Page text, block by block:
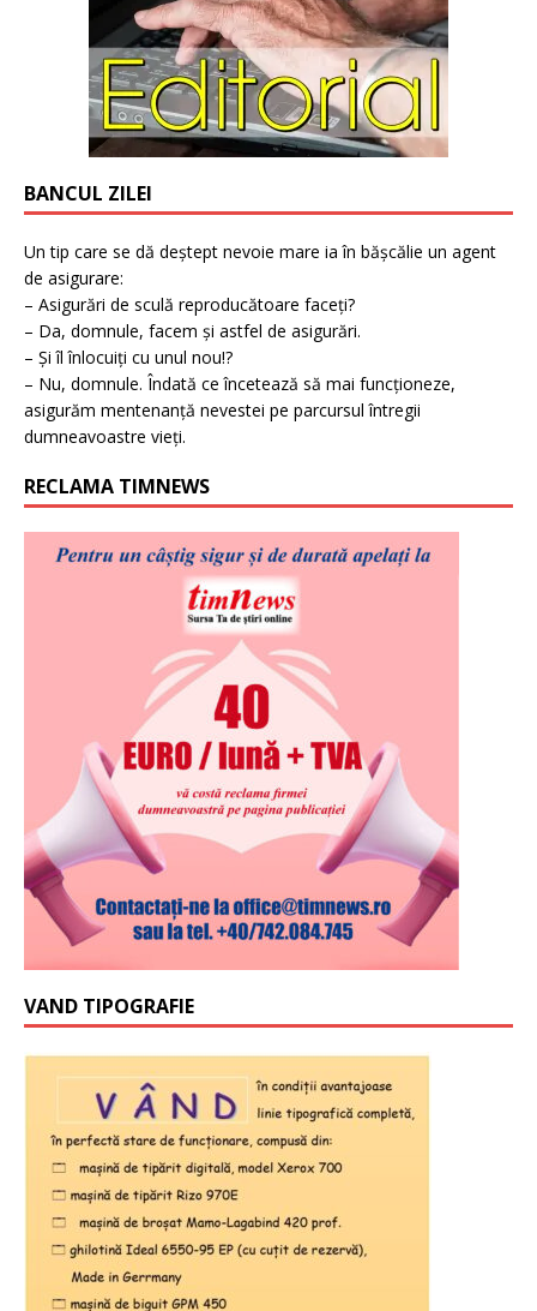
BANCUL ZILEI
Un tip care se dă deștept nevoie mare ia în bășcălie un agent
de asigurare:
– Asigurări de sculă reproducătoare faceți?
– Da, domnule, facem și astfel de asigurări.
– Și îl înlocuiți cu unul nou!?
– Nu, domnule. Îndată ce încetează să mai funcționeze,
asigurăm mentenanță nevestei pe parcursul întregii
dumneavoastre vieți.
RECLAMA TIMNEWS
VAND TIPOGRAFIE